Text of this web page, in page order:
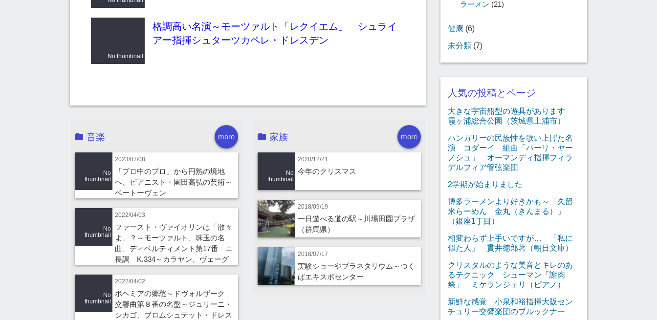
No thumbnail
格調高い名演～モーツァルト「レクイエム」 シュライ
アー指揮シュターツカペレ・ドレスデン
more
音楽
No
thumbnail
2023/07/08
「プロ中のプロ」から円熟の境地
へ、ピアニスト・園田高弘の芸術～
ベートーヴェン
No
thumbnail
2022/04/03
ファースト・ヴァイオリンは「散々
よ」？～モーツァルト、珠玉の名
曲、ディベルティメント第17番 ニ
長調 K.334～カラヤン、ヴェーグ
No
thumbnail
2022/04/02
ボヘミアの郷愁～ドヴォルザーク
交響曲第８番の名盤～ジュリーニ・
シカゴ、ブロムシュテット・ドレス
more
家族
No
thumbnail
2020/12/21
今年のクリスマス
2018/09/19
一日遊べる道の駅～川場田園プラザ
（群馬県）
2018/07/17
実験ショーやプラネタリウム～つく
ばエキスポセンター
ラーメン (21)
健康 (6)
未分類 (7)
人気の投稿とページ
大きな宇宙船型の遊具があります
霞ヶ浦総合公園（茨城県土浦市）
ハンガリーの民族性を歌い上げた名
演 コダーイ 組曲「ハーリ・ヤー
ノシュ」 オーマンディ指揮フィラ
デルフィア管弦楽団
2学期が始まりました
博多ラーメンより好きかも～「久留
米らーめん 金丸（きんまる）」
（銀座1丁目）
相変わらず上手いですが… 「私に
似た人」 貫井徳郎著（朝日文庫）
クリスタルのような美音とキレのあ
るテクニック シューマン「謝肉
祭」 ミケランジェリ（ピアノ）
新鮮な感覚 小泉和裕指揮大阪セン
チュリー交響楽団のブルックナー